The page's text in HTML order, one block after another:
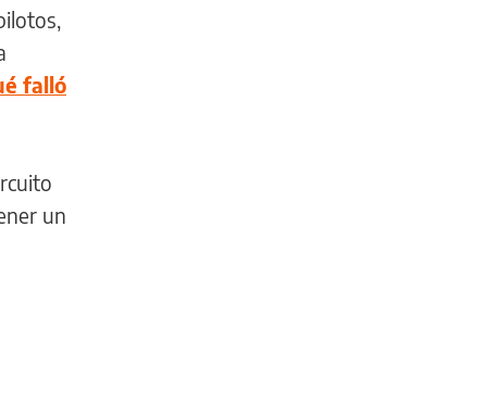
falló
un